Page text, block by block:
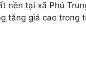
nền tại xã Phú
tăng giá cao